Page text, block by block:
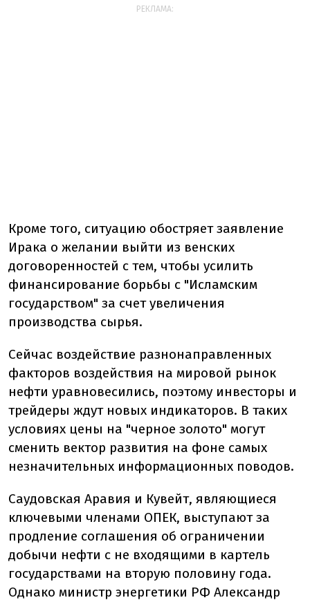
РЕКЛАМА:
Кроме того, ситуацию обостряет заявление
Ирака о желании выйти из венских
договоренностей с тем, чтобы усилить
финансирование борьбы с "Исламским
государством" за счет увеличения
производства сырья.
Сейчас воздействие разнонаправленных
факторов воздействия на мировой рынок
нефти уравновесились, поэтому инвесторы и
трейдеры ждут новых индикаторов. В таких
условиях цены на "черное золото" могут
сменить вектор развития на фоне самых
незначительных информационных поводов.
Саудовская Аравия и Кувейт, являющиеся
ключевыми членами ОПЕК, выступают за
продление соглашения об ограничении
добычи нефти с не входящими в картель
государствами на вторую половину года.
Однако министр энергетики РФ Александр